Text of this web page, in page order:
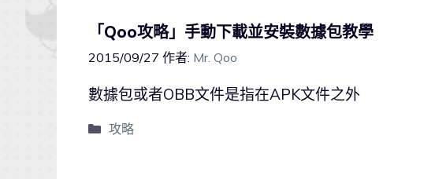
「Qoo攻略」手動下載並安裝數據包教學
2015/09/27 作者: Mr. Qoo
數據包或者OBB文件是指在APK文件之外
攻略